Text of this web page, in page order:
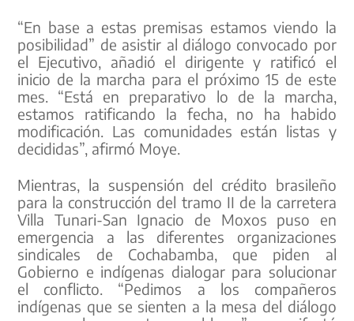
“En base a estas premisas estamos viendo la
posibilidad” de asistir al diálogo convocado por
el Ejecutivo, añadió el dirigente y ratificó el
inicio de la marcha para el próximo 15 de este
mes. “Está en preparativo lo de la marcha,
estamos ratificando la fecha, no ha habido
modificación. Las comunidades están listas y
decididas”, afirmó Moye.
Mientras, la suspensión del crédito brasileño
para la construcción del tramo II de la carretera
Villa Tunari-San Ignacio de Moxos puso en
emergencia a las diferentes organizaciones
sindicales de Cochabamba, que piden al
Gobierno e indígenas dialogar para solucionar
el conflicto. “Pedimos a los compañeros
indígenas que se sienten a la mesa del diálogo